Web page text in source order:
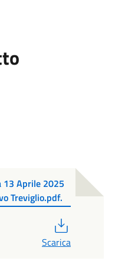
13 Aprile 2025
Treviglio.pdf.
Scarica